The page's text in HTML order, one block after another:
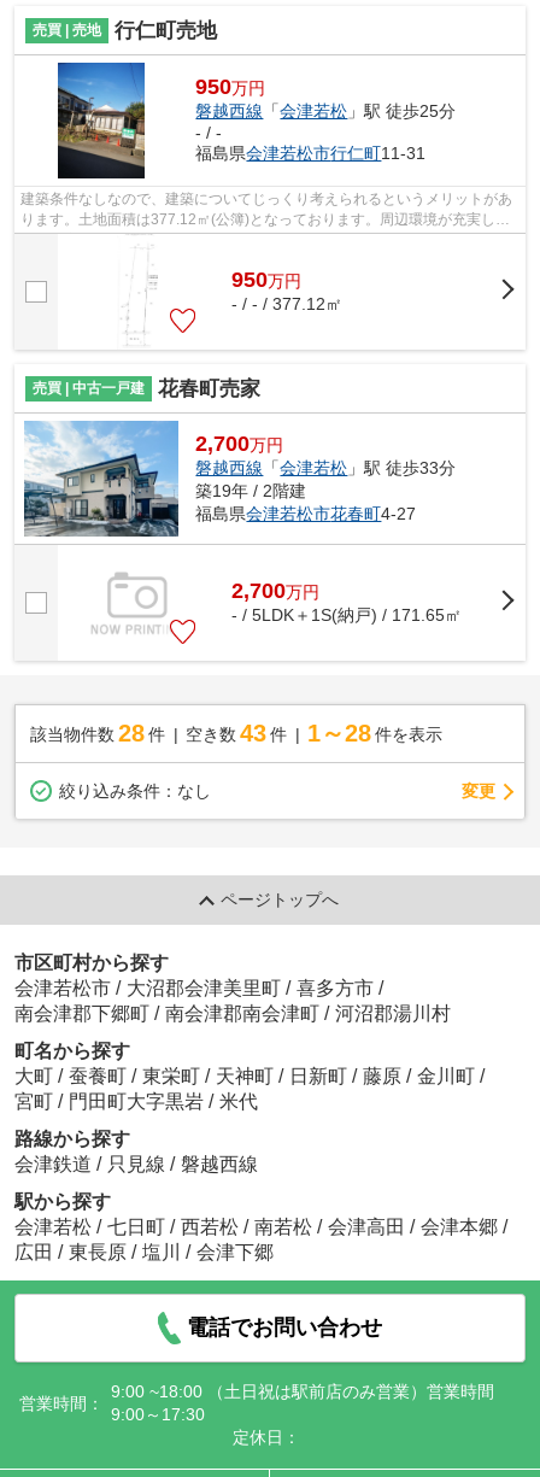
売買 | 売地 行仁町売地
950万円
磐越西線 「会津若松 」駅 徒歩25分
- / -
福島県会津若松市行仁町11-31
建築条件なしなので、建築についてじっくり考えられるというメリットがあ
ります。土地面積は377.12㎡(公簿)となっております。周辺環境が充実して
いる在宅用地です。綺麗に整備された...
950万円
- / - / 377.12㎡
売買 | 中古一戸建 花春町売家
2,700万円
磐越西線 「会津若松 」駅 徒歩33分
築19年 / 2階建
福島県会津若松市花春町4-27
2,700万円
- / 5LDK＋1S(納戸) / 171.65㎡
該当物件数 28件 空き数 43 件 1～28 件を表示
絞り込み条件： なし 変更
ページトップへ
市区町村から探す
会津若松市 / 大沼郡会津美里町 / 喜多方市 /
南会津郡下郷町 / 南会津郡南会津町 / 河沼郡湯川村
町名から探す
大町 / 蚕養町 / 東栄町 / 天神町 / 日新町 / 藤原 / 金川町 /
宮町 / 門田町大字黒岩 / 米代
路線から探す
会津鉄道 / 只見線 / 磐越西線
駅から探す
会津若松 / 七日町 / 西若松 / 南若松 / 会津高田 / 会津本郷 /
広田 / 東長原 / 塩川 / 会津下郷
電話でお問い合わせ
営業時間：
9:00 ~18:00 （土日祝は駅前店のみ営業）営業時間
9:00～17:30
定休日：